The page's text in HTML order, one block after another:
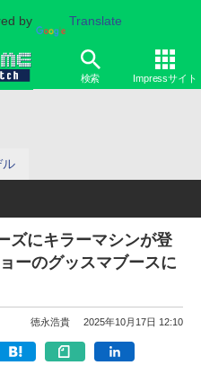
by Translate
検索 Impressサイト
ル
ズにキラーマシンが登
ーのグッスマブースに
徳永浩貴 2025年10月17日 12:10